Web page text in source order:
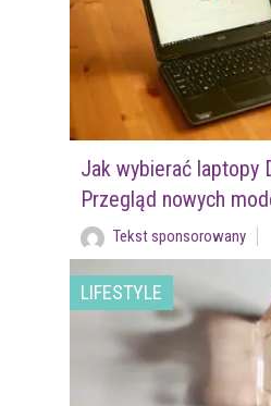
Jak wybierać laptopy
Przegląd nowych
Tekst sponsorowany
LIFESTYLE